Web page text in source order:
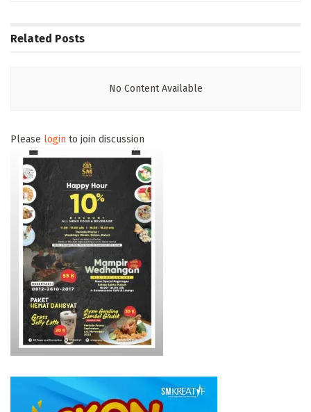
Related Posts
No Content Available
Please login to join discussion